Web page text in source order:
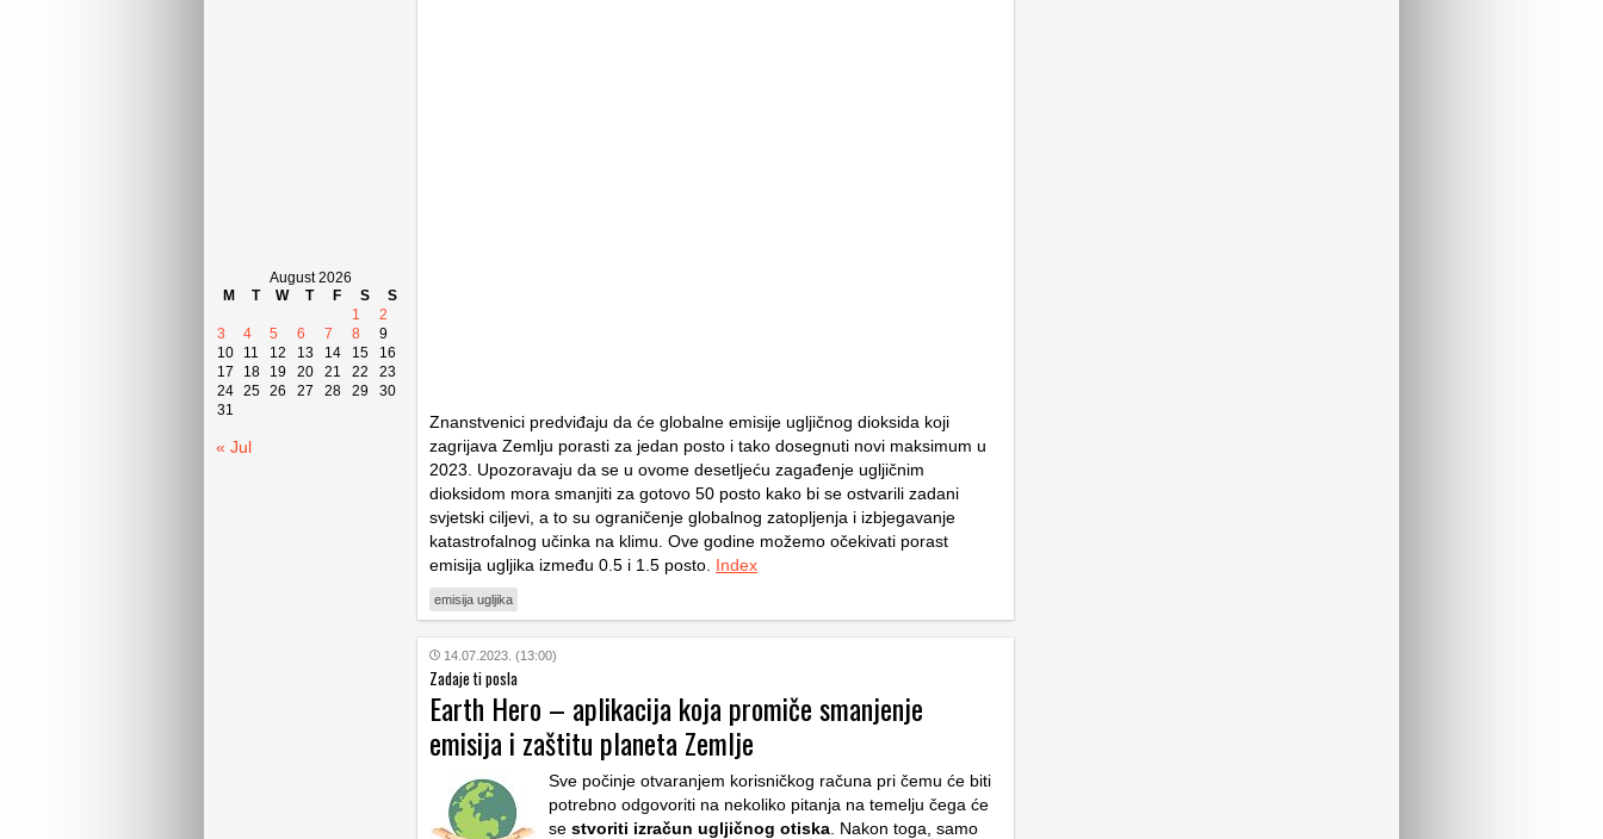
August 2026
M
T W T F S
S
1
2
3
4 5 6 7 8
9
10
11 12 13 14 15
16
17
18 19 20 21 22
23
24 25 26 27 28 29
30
31
« Jul
Znanstvenici predviđaju da će globalne emisije ugljičnog dioksida koji
zagrijava Zemlju porasti za jedan posto i tako dosegnuti novi maksimum u
2023. Upozoravaju da se u ovome desetljeću zagađenje ugljičnim
dioksidom mora smanjiti za gotovo 50 posto kako bi se ostvarili zadani
svjetski ciljevi, a to su ograničenje globalnog zatopljenja i izbjegavanje
katastrofalnog učinka na klimu. Ove godine možemo očekivati porast
emisija ugljika između 0.5 i 1.5 posto. Index
emisija ugljika
14.07.2023. (13:00)
Zadaje ti posla
Earth Hero – aplikacija koja promiče smanjenje
emisija i zaštitu planeta Zemlje
Sve počinje otvaranjem korisničkog računa pri čemu će biti
potrebno odgovoriti na nekoliko pitanja na temelju čega će
se stvoriti izračun ugljičnog otiska . Nakon toga, samo